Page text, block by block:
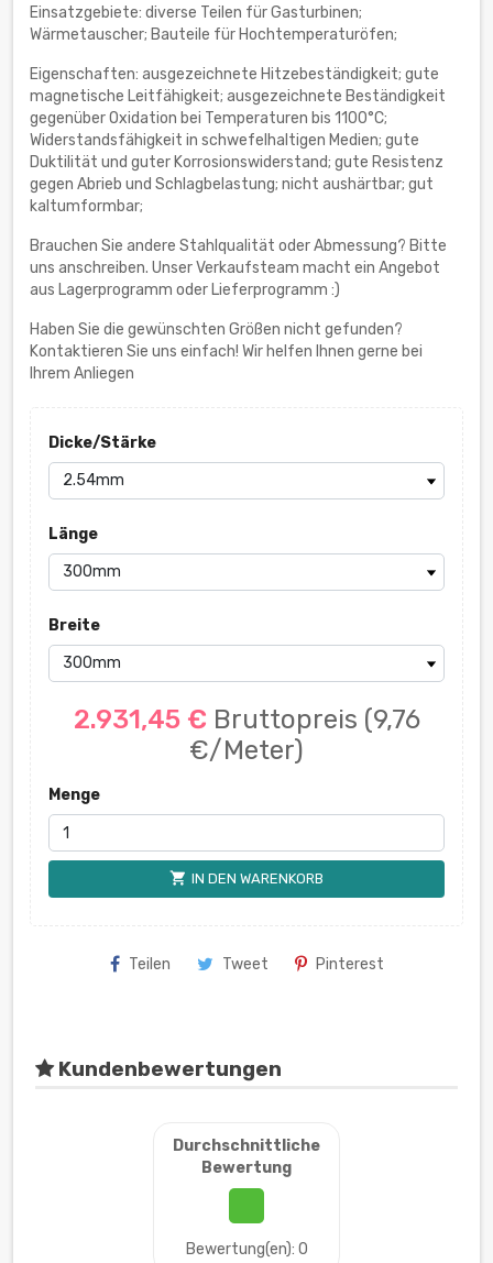
Einsatzgebiete: diverse Teilen für Gasturbinen;
Wärmetauscher; Bauteile für Hochtemperaturöfen;
Eigenschaften: ausgezeichnete Hitzebeständigkeit; gute
magnetische Leitfähigkeit; ausgezeichnete Beständigkeit
gegenüber Oxidation bei Temperaturen bis 1100°C;
Widerstandsfähigkeit in schwefelhaltigen Medien; gute
Duktilität und guter Korrosionswiderstand; gute Resistenz
gegen Abrieb und Schlagbelastung; nicht aushärtbar; gut
kaltumformbar;
Brauchen Sie andere Stahlqualität oder Abmessung? Bitte
uns anschreiben. Unser Verkaufsteam macht ein Angebot
aus Lagerprogramm oder Lieferprogramm :)
Haben Sie die gewünschten Größen nicht gefunden?
Kontaktieren Sie uns einfach! Wir helfen Ihnen gerne bei
Ihrem Anliegen
Dicke/Stärke
Länge
Breite
2.931,45 € Bruttopreis (9,76
€/Meter)
Menge
shopping_cart IN DEN WARENKORB
Teilen Tweet Pinterest
Kundenbewertungen
Durchschnittliche
Bewertung
Bewertung(en): 0